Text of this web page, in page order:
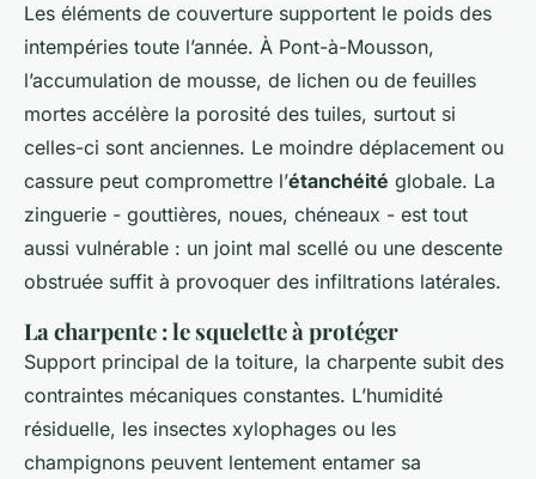
Les éléments de couverture supportent le poids des
intempéries toute l’année. À Pont-à-Mousson,
l’accumulation de mousse, de lichen ou de feuilles
mortes accélère la porosité des tuiles, surtout si
celles-ci sont anciennes. Le moindre déplacement ou
cassure peut compromettre l’étanchéité globale. La
zinguerie - gouttières, noues, chéneaux - est tout
aussi vulnérable : un joint mal scellé ou une descente
obstruée suffit à provoquer des infiltrations latérales.
La charpente : le squelette à protéger
Support principal de la toiture, la charpente subit des
contraintes mécaniques constantes. L’humidité
résiduelle, les insectes xylophages ou les
champignons peuvent lentement entamer sa